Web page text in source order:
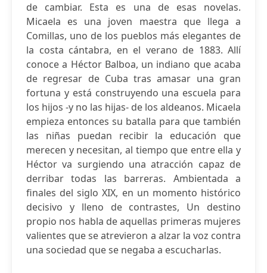
de cambiar. Esta es una de esas novelas.
Micaela es una joven maestra que llega a
Comillas, uno de los pueblos más elegantes de
la costa cántabra, en el verano de 1883. Allí
conoce a Héctor Balboa, un indiano que acaba
de regresar de Cuba tras amasar una gran
fortuna y está construyendo una escuela para
los hijos -y no las hijas- de los aldeanos. Micaela
empieza entonces su batalla para que también
las niñas puedan recibir la educación que
merecen y necesitan, al tiempo que entre ella y
Héctor va surgiendo una atracción capaz de
derribar todas las barreras. Ambientada a
finales del siglo XIX, en un momento histórico
decisivo y lleno de contrastes, Un destino
propio nos habla de aquellas primeras mujeres
valientes que se atrevieron a alzar la voz contra
una sociedad que se negaba a escucharlas.